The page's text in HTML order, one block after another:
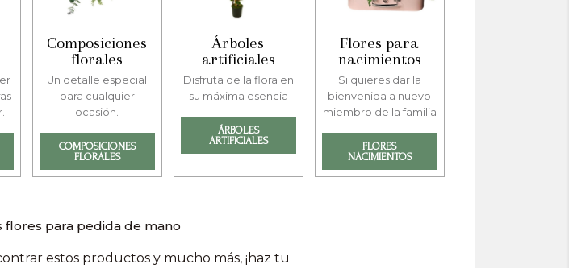
Composiciones
florales
Un detalle especial
para cualquier
ocasión.
COMPOSICIONES
FLORALES
Árboles
artificiales
Disfruta de la flora en
su máxima esencia
ÁRBOLES
ARTIFICIALES
Flores para
nacimientos
Si quieres dar la
bienvenida a nuevo
miembro de la familia
FLORES
NACIMIENTOS
flores para pedida de mano
estos productos y mucho más, ¡haz tu